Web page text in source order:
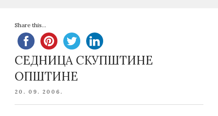
Share this...
СЕДНИЦА СКУПШТИНЕ
ОПШТИНЕ
POSTED
20. 09. 2006.